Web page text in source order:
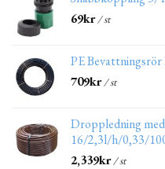
69kr/ st
PE
709kr/ st
Droppledning
16/2,3l/h/0,33/
2,339kr/ st